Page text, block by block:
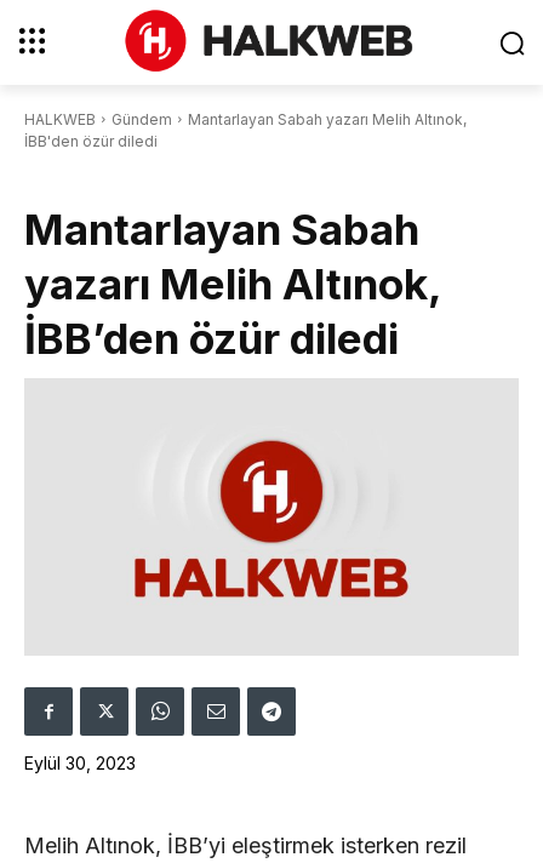
HALKWEB Gündem
Mantarlayan Sabah yazarı Melih Altınok,
İBB'den özür diledi
Mantarlayan Sabah
yazarı Melih Altınok,
İBB’den özür diledi
Eylül 30, 2023
Melih Altınok, İBB’yi eleştirmek isterken rezil